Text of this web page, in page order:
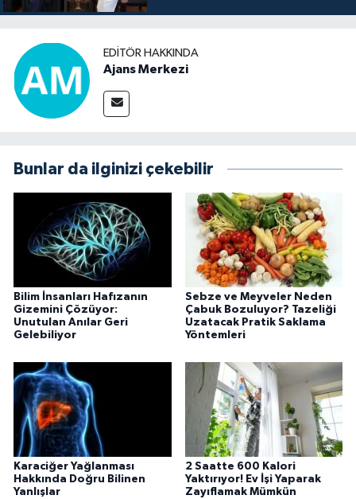
EDITÖR HAKKINDA
Ajans Merkezi
Bunlar da ilginizi çekebilir
Bilim İnsanları Hafızanın
Gizemini Çözüyor:
Unutulan Anılar Geri
Gelebiliyor
Sebze ve Meyveler Neden
Çabuk Bozuluyor? Tazeliği
Uzatacak Pratik Saklama
Yöntemleri
Karaciğer Yağlanması
Hakkında Doğru Bilinen
Yanlışlar
2 Saatte 600 Kalori
Yaktırıyor! Ev İşi Yaparak
Zayıflamak Mümkün